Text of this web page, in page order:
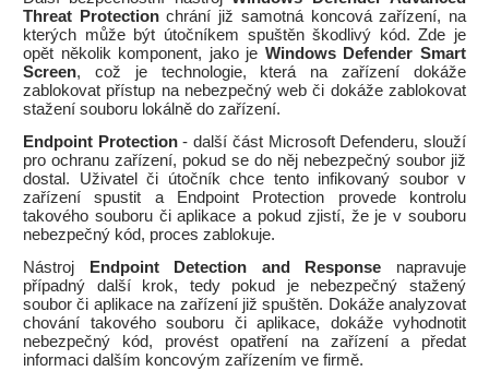
Threat Protectionchrání již samotná koncová zařízení, na
kterých může být útočníkem spuštěn škodlivý kód. Zde je
opět několik komponent, jako je Windows Defender Smart
Screen, což je technologie, která na zařízení dokáže
zablokovat přístup na nebezpečný web či dokáže zablokovat
stažení souboru lokálně do zařízení.
Endpoint Protection- další část Microsoft Defenderu, slouží
pro ochranu zařízení, pokud se do něj nebezpečný soubor již
dostal. Uživatel či útočník chce tento infikovaný soubor v
zařízení spustit a Endpoint Protection provede kontrolu
takového souboru či aplikace a pokud zjistí, že je v souboru
nebezpečný kód, proces zablokuje.
Nástroj
Endpoint Detection and Response napravuje
případný další krok, tedy pokud je nebezpečný stažený
soubor či aplikace na zařízení již spuštěn. Dokáže analyzovat
chování takového souboru či aplikace, dokáže vyhodnotit
nebezpečný kód, provést opatření na zařízení a předat
informaci dalším koncovým zařízením ve firmě.